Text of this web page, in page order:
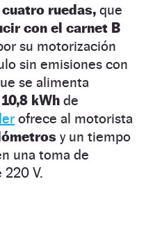
cuatro ruedas, que
con el carnet B
su motorización
sin emisiones con
se alimenta
kWh de
ofrece al motorista
y un tiempo
una toma de
V.